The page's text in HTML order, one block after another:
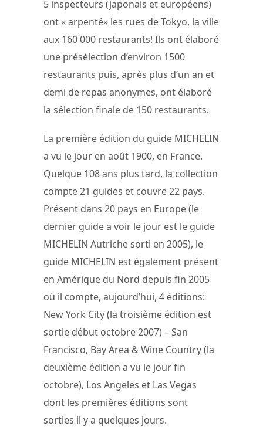
5 inspecteurs (japonais et européens)
ont « arpenté» les rues de Tokyo, la ville
aux 160 000 restaurants! Ils ont élaboré
une présélection d’environ 1500
restaurants puis, après plus d’un an et
demi de repas anonymes, ont élaboré
la sélection finale de 150 restaurants.
La première édition du guide MICHELIN
a vu le jour en août 1900, en France.
Quelque 108 ans plus tard, la collection
compte 21 guides et couvre 22 pays.
Présent dans 20 pays en Europe (le
dernier guide a voir le jour est le guide
MICHELIN Autriche sorti en 2005), le
guide MICHELIN est également présent
en Amérique du Nord depuis fin 2005
où il compte, aujourd’hui, 4 éditions:
New York City (la troisième édition est
sortie début octobre 2007) – San
Francisco, Bay Area & Wine Country (la
deuxième édition a vu le jour fin
octobre), Los Angeles et Las Vegas
dont les premières éditions sont
sorties il y a quelques jours.